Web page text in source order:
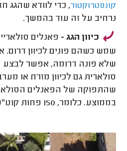
קונסטרוקטור, כדי לוודא שהגג
נרחיב על זה עוד בהמשך.
כיוון הגג - פאנלים
שמש כשהם פונים לכיוון דרום.
שלא פונה דרומה, אפשר
סולארית גם לכיוון מזרח או
בממוצע. כלומר, 150 פחות קוט"ש לכל קילוואט.